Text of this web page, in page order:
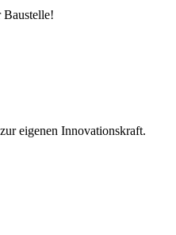
eigenen Innovationskraft.